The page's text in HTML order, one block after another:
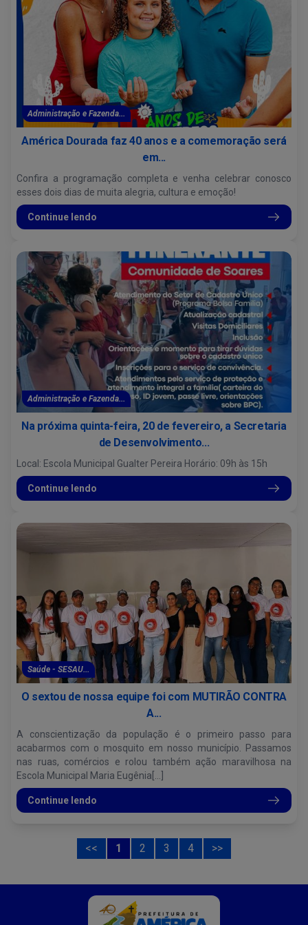
Administração e Fazenda...
América Dourada faz 40 anos e a comemoração será
em...
Confira a programação completa e venha celebrar conosco
esses dois dias de muita alegria, cultura e emoção!
Continue lendo
Administração e Fazenda...
Na próxima quinta-feira, 20 de fevereiro, a Secretaria
de Desenvolvimento...
Local: Escola Municipal Gualter Pereira Horário: 09h às 15h
Continue lendo
Saúde - SESAU...
O sextou de nossa equipe foi com MUTIRÃO CONTRA
A...
A conscientização da população é o primeiro passo para
acabarmos com o mosquito em nosso município. Passamos
nas ruas, comércios e rolou também ação maravilhosa na
Escola Municipal Maria Eugênia[...]
Continue lendo
<< 1 2 3 4 >>